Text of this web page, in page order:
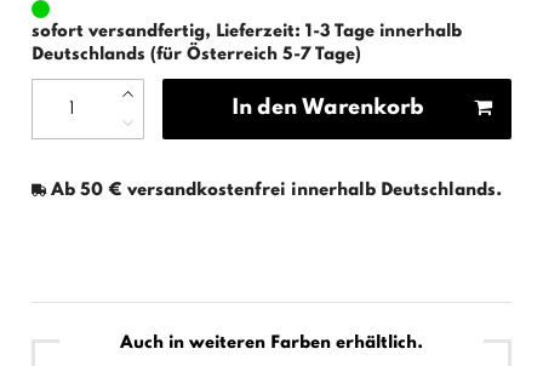
sofort versandfertig, Lieferzeit: 1-3 Tage innerhalb
Deutschlands (für Österreich 5-7 Tage)
In den Warenkorb
Ab 50 € versandkostenfrei innerhalb Deutschlands.
Auch in weiteren Farben erhältlich.